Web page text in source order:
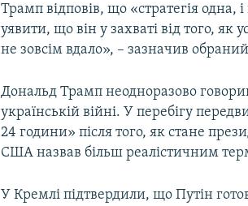
Трамп відповів, що «стратегія одна,
уявити, що він у захваті від того,
не зовсім вдало», – зазначив
Дональд Трамп неодноразово
українській війні. У перебігу
24 години» після того, як стане
США назвав більш реалістичним
У Кремлі підтвердили, що Путін